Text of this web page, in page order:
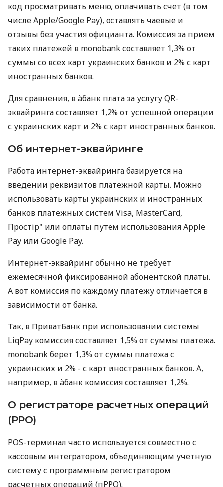
код просматривать меню, оплачивать счет (в том
числе Apple/Google Pay), оставлять чаевые и
отзывы без участия официанта. Комиссия за прием
таких платежей в monobank составляет 1,3% от
суммы со всех карт украинских банков и 2% с карт
иностранных банков.
Для сравнения, в àбанк плата за услугу QR-
эквайринга составляет 1,2% от успешной операции
с украинских карт и 2% с карт иностранных банков.
Об интернет-эквайринге
Работа интернет-эквайринга базируется на
введении реквизитов платежной карты. Можно
использовать карты украинских и иностранных
банков платежных систем Visa, MasterCard,
Простір" или оплаты путем использования Apple
Pay или Google Pay.
Интернет-эквайринг обычно не требует
ежемесячной фиксированной абонентской платы.
А вот комиссия по каждому платежу отличается в
зависимости от банка.
Так, в ПриватБанк при использовании системы
LiqPay комиссия составляет 1,5% от суммы платежа.
monobank берет 1,3% от суммы платежа с
украинских и 2% - с карт иностранных банков. А,
например, в àбанк комиссия составляет 1,2%.
О регистраторе расчетных операций
(РРО)
POS-терминал часто используется совместно с
кассовым интегратором, объединяющим учетную
систему с программным регистратором
расчетных операций (пРРО).